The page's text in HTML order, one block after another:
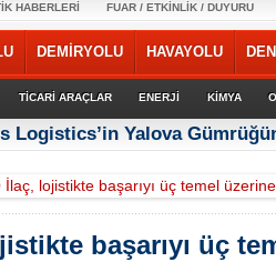
HABERLERİ FUAR / ETKİNLİK / DUYURU
DEMİRYOLU HAVAYOLU
TİCARİ ARAÇLAR ENERJİ KİMYA
Logistics’in Yalova
İlaç, lojistikte başarıyı üç temel
başarıyı üç